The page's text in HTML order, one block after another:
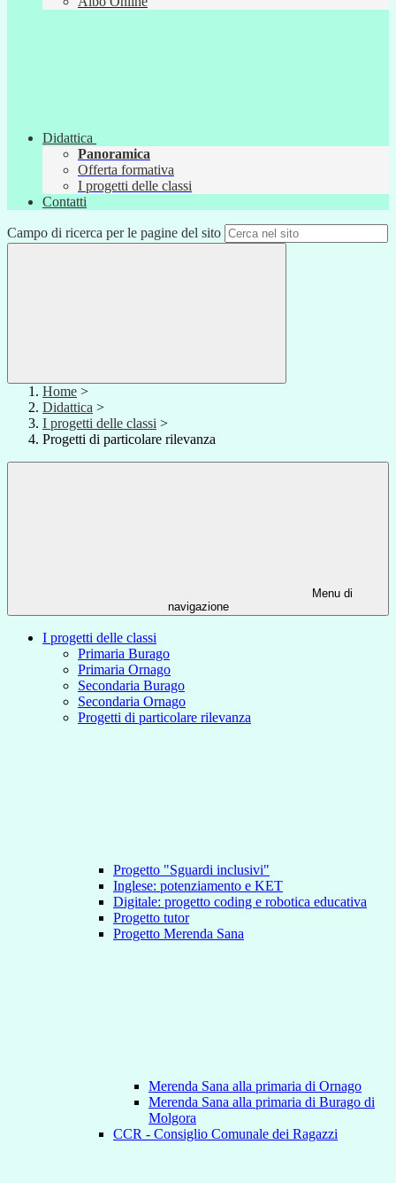
Didattica
Panoramica
Offerta formativa
I progetti delle classi
Contatti
Campo di ricerca per le pagine del sito
Home >
Didattica >
I progetti delle classi >
Progetti di particolare rilevanza
Menu di
navigazione
I progetti delle classi
Primaria Burago
Primaria Ornago
Secondaria Burago
Secondaria Ornago
Progetti di particolare rilevanza
Progetto "Sguardi inclusivi"
Inglese: potenziamento e KET
Digitale: progetto coding e robotica educativa
Progetto tutor
Progetto Merenda Sana
Merenda Sana alla primaria di Ornago
Merenda Sana alla primaria di Burago di
Molgora
CCR - Consiglio Comunale dei Ragazzi